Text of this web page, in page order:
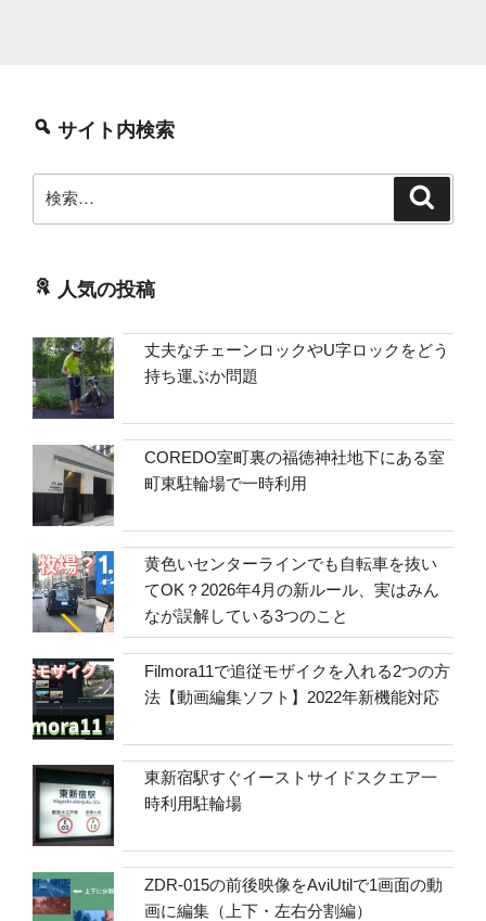
サイト内検索
索:
人気の投稿
丈夫なチェーンロックやU字ロックをどう
持ち運ぶか問題
COREDO室町裏の福徳神社地下にある室
町東駐輪場で一時利用
黄色いセンターラインでも自転車を抜い
てOK？2026年4月の新ルール、実はみん
なが誤解している3つのこと
Filmora11で追従モザイクを入れる2つの方
法【動画編集ソフト】2022年新機能対応
東新宿駅すぐイーストサイドスクエア一
時利用駐輪場
ZDR-015の前後映像をAviUtilで1画面の動
画に編集（上下・左右分割編）